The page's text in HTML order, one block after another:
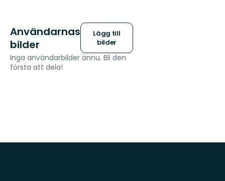
Användarnas
bilder
Lägg till
bilder
Inga användarbilder ännu. Bli den
första att dela!